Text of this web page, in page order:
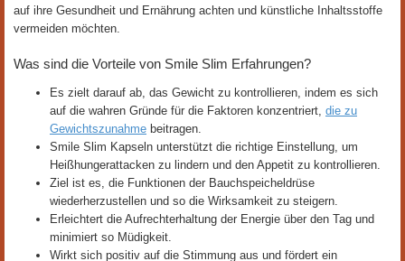
auf ihre Gesundheit und Ernährung achten und künstliche Inhaltsstoffe
vermeiden möchten.
Was sind die Vorteile von Smile Slim Erfahrungen?
Es zielt darauf ab, das Gewicht zu kontrollieren, indem es sich
auf die wahren Gründe für die Faktoren konzentriert, die zu
Gewichtszunahme beitragen.
Smile Slim Kapseln unterstützt die richtige Einstellung, um
Heißhungerattacken zu lindern und den Appetit zu kontrollieren.
Ziel ist es, die Funktionen der Bauchspeicheldrüse
wiederherzustellen und so die Wirksamkeit zu steigern.
Erleichtert die Aufrechterhaltung der Energie über den Tag und
minimiert so Müdigkeit.
Wirkt sich positiv auf die Stimmung aus und fördert ein